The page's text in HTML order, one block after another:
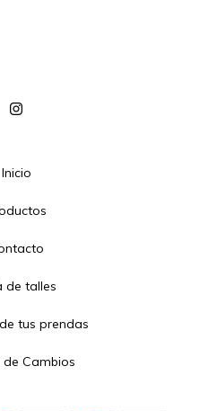
Inicio
de talles
tus prendas
de Cambios